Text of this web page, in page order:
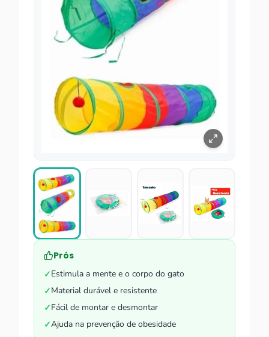
Prós
✓Estimula a mente e o corpo do gato
✓Material durável e resistente
✓Fácil de montar e desmontar
✓Ajuda na prevenção de obesidade